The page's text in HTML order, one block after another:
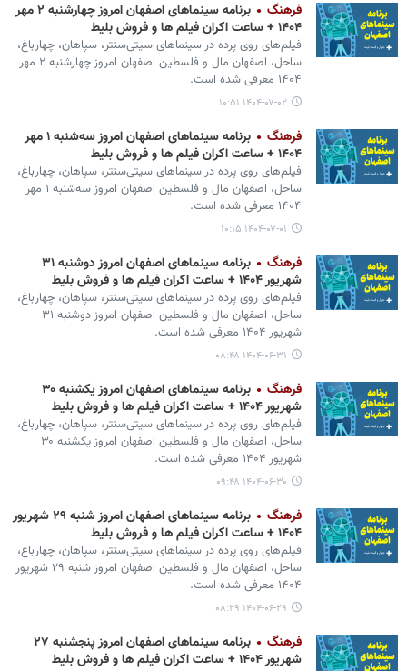
فرهنگ
برنامه سینماهای اصفهان امروز چهارشنبه ۲ مهر
۱۴۰۴ + ساعت اکران فیلم ها و فروش بلیط
فیلم‌های روی پرده در سینماهای سیتی‌سنتر، سپاهان، چهارباغ،
ساحل، اصفهان مال و فلسطین اصفهان امروز چهارشنبه ۲ مهر
۱۴۰۴ معرفی شده است.
۱۴۰۴-۰۷-۰۲ ۱۰:۵۱
فرهنگ
برنامه سینماهای اصفهان امروز سه‌شنبه ۱ مهر
۱۴۰۴ + ساعت اکران فیلم ها و فروش بلیط
فیلم‌های روی پرده در سینماهای سیتی‌سنتر، سپاهان، چهارباغ،
ساحل، اصفهان مال و فلسطین اصفهان امروز سه‌شنبه ۱ مهر
۱۴۰۴ معرفی شده است.
۱۴۰۴-۰۷-۰۱ ۱۰:۱۵
فرهنگ
برنامه سینماهای اصفهان امروز دوشنبه ۳۱
شهریور ۱۴۰۴ + ساعت اکران فیلم ها و فروش بلیط
فیلم‌های روی پرده در سینماهای سیتی‌سنتر، سپاهان، چهارباغ،
ساحل، اصفهان مال و فلسطین اصفهان امروز دوشنبه ۳۱
شهریور ۱۴۰۴ معرفی شده است.
۱۴۰۴-۰۶-۳۱ ۰۸:۴۸
فرهنگ
برنامه سینماهای اصفهان امروز یکشنبه ۳۰
شهریور ۱۴۰۴ + ساعت اکران فیلم ها و فروش بلیط
فیلم‌های روی پرده در سینماهای سیتی‌سنتر، سپاهان، چهارباغ،
ساحل، اصفهان مال و فلسطین اصفهان امروز یکشنبه ۳۰
شهریور ۱۴۰۴ معرفی شده است.
۱۴۰۴-۰۶-۳۰ ۰۹:۴۸
فرهنگ
برنامه سینماهای اصفهان امروز شنبه ۲۹ شهریور
۱۴۰۴ + ساعت اکران فیلم ها و فروش بلیط
فیلم‌های روی پرده در سینماهای سیتی‌سنتر، سپاهان، چهارباغ،
ساحل، اصفهان مال و فلسطین اصفهان امروز شنبه ۲۹ شهریور
۱۴۰۴ معرفی شده است.
۱۴۰۴-۰۶-۲۹ ۰۸:۲۹
فرهنگ
برنامه سینماهای اصفهان امروز پنجشنبه ۲۷
شهریور ۱۴۰۴ + ساعت اکران فیلم ها و فروش بلیط